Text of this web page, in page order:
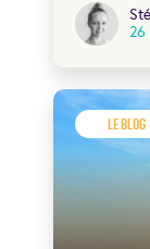
Le Blog